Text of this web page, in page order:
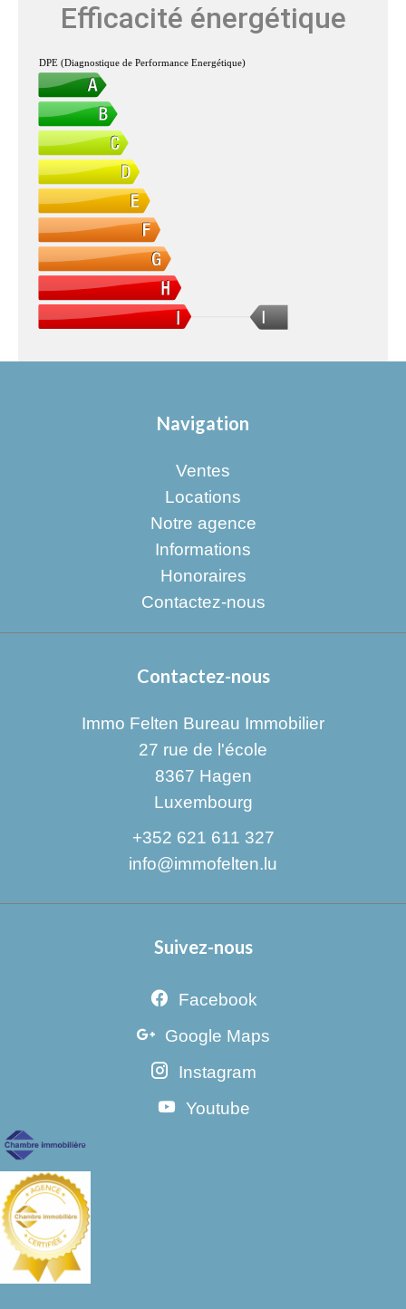
Efficacité énergétique
I
DPE (Diagnostique de Performance Energétique)
Navigation
Ventes
Locations
Notre agence
Informations
Honoraires
Contactez-nous
Contactez-nous
Immo Felten Bureau Immobilier
27 rue de l'école
8367 Hagen
Luxembourg
+352 621 611 327
info@immofelten.lu
Suivez-nous
Facebook
Google Maps
Instagram
Youtube